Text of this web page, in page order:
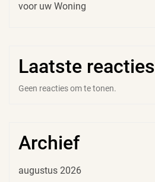
voor uw Woning
Laatste reacties
Geen reacties om te tonen.
Archief
augustus 2026